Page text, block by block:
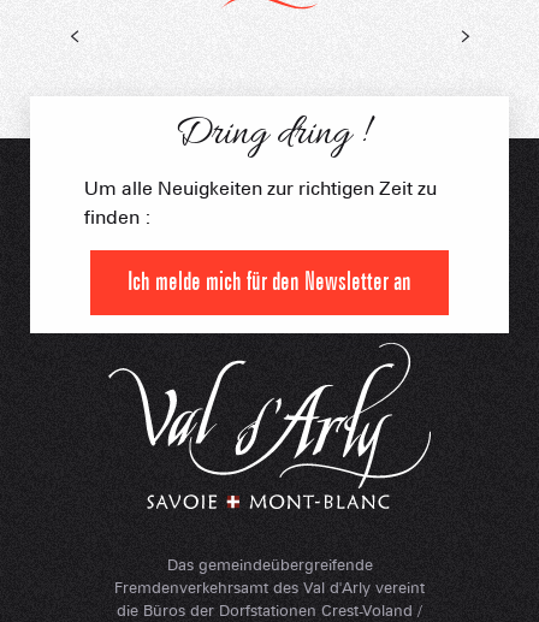
Das gemeindeübergreifende
Fremdenverkehrsamt des Val d'Arly vereint
die Büros der Dorfstationen Crest-Voland /
Dring dring !
Um alle Neuigkeiten zur richtigen Zeit zu
finden :
Ich melde mich für den Newsletter an